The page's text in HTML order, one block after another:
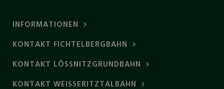
INFORMATIONEN
KONTAKT FICHTELBERGBAHN
KONTAKT LÖSSNITZGRUNDBAHN
KONTAKT WEISSERITZTALBAHN